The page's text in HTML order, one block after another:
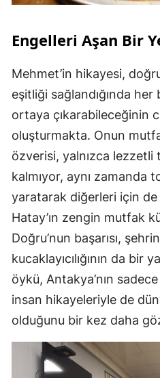
Engelleri Aşan Bir
Mehmet’in hikayesi,
eşitliği sağlandığında
ortaya çıkarabileceğinin
oluşturmakta. Onun
özverisi, yalnızca lezzetli
kalmıyor, aynı zamanda
yaratarak diğerleri için de
Hatay’ın zengin mutfak
Doğru’nun başarısı,
kucaklayıcılığının da bir
öykü, Antakya’nın
insan hikayeleriyle de
olduğunu bir kez daha